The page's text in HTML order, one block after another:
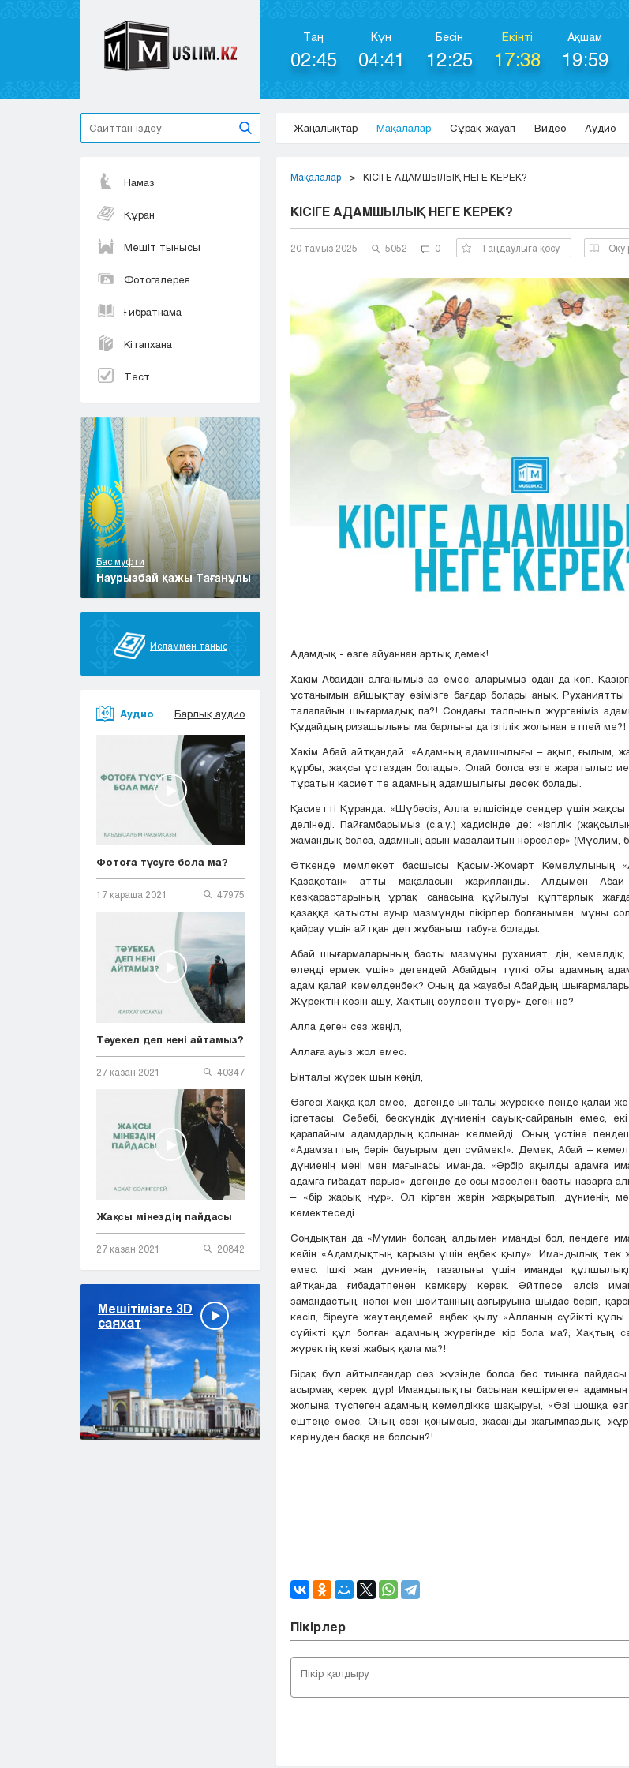
Таң
02:45
Күн
04:41
Бесін
12:25
Екінті
17:38
Ақшам
19:59
Жаңалықтар Мақалалар Сұрақ-жауап Видео Аудио
Намаз
Құран
Мешіт тынысы
Фотогалерея
Ғибратнама
Кітапхана
Тест
Бас муфти
Наурызбай қажы Тағанұлы
Исламмен таныс
Аудио Барлық аудио
Фотоға түсуге бола ма?
17 қараша 2021 47975
Тәуекел деп нені айтамыз?
27 қазан 2021 40347
Жақсы мінездің пайдасы
27 қазан 2021 20842
Мешітімізге 3D
саяхат
Мақалалар КІСІГЕ АДАМШЫЛЫҚ НЕГЕ КЕРЕК?
КІСІГЕ АДАМШЫЛЫҚ НЕГЕ КЕРЕК?
20 тамыз 2025 5052 0 Таңдаулыға қосу Оқу
Адамдық - өзге айуаннан артық демек!
Хакім Абайдан алғанымыз аз емес, аларымыз одан да көп.
ұстанымын айшықтау өзімізге бағдар болары анық. Руханиятты
талапайын шығармадық па?! Сондағы талпынып жүргеніміз
Құдайдың ризашылығы ма барлығы да ізгілік жолынан өтпей ме?!
Хакім Абай айтқандай: «Адамның адамшылығы – ақыл, ғылым,
құрбы, жақсы ұстаздан болады». Олай болса өзге жаратылыс
тұратын қасиет те адамның адамшылығы десек болады.
Қасиетті Құранда: «Шүбәсіз, Алла елшісінде сендер үшін жақсы
делінеді. Пайғамбарымыз (с.а.у.) хадисінде де: «Ізгілік
жамандық болса, адамның арын мазалайтын нәрселер» (Мүслим,
Өткенде мемлекет басшысы Қасым-Жомарт Кемелұлының
Қазақстан» атты мақаласын жарияланды. Алдымен Абай
көзқарастарының ұрпақ санасына құйылуы құптарлық
қазаққа қатысты ауыр мазмұнды пікірлер болғанымен, мұны
қайрау үшін айтқан деп жұбаныш табуға болады.
Абай шығармаларының басты мазмұны руханият, дін,
өлеңді ермек үшін» дегендей Абайдың түпкі ойы адамның
адам қалай кемелденбек? Оның да жауабы Абайдың
Жүректің көзін ашу, Хақтың сәулесін түсіру» деген не?
Алла деген сөз жеңіл,
Аллаға ауыз жол емес.
Ынталы жүрек шын көңіл,
Өзгесі Хаққа қол емес, -дегенде ынталы жүрекке пенде қалай
іргетасы. Себебі, бескүндік дүниенің сауық-сайранын емес,
қарапайым адамдардың қолынан келмейді. Оның үстіне
«Адамзаттың бәрін бауырым деп сүймек!». Демек, Абай –
дүниенің мәні мен мағынасы иманда. «Әрбір ақылды адамға
адамға ғибадат парыз» дегенде де осы мәселені басты назарға
– «бір жарық нұр». Ол кірген жерін жарқыратып, дүниенің
көмектеседі.
Сондықтан да «Мүмин болсаң, алдымен иманды бол, пендеге
кейін «Адамдықтың қарызы үшін еңбек қылу». Имандылық тек
емес. Ішкі жан дүниенің тазалығы үшін иманды
айтқанда ғибадатпенен көмкеру керек. Әйтпесе әлсіз
замандастың, нәпсі мен шәйтанның азғыруына шыдас беріп,
кәсіп, біреуге жәутеңдемей еңбек қылу «Алланың сүйікті
сүйікті құл болған адамның жүрегінде кір бола ма?, Хақтың
жүректің көзі жабық қала ма?!
Бірақ бұл айтылғандар сөз жүзінде болса бес тиынға
асырмақ керек дүр! Имандылықты басынан кешірмеген
жолына түспеген адамның кемелдікке шақыруы, «Өзі шошқа
ештеңе емес. Оның сөзі қонымсыз, жасанды жағымпаздық,
көрінуден басқа не болсын?!
Пікірлер